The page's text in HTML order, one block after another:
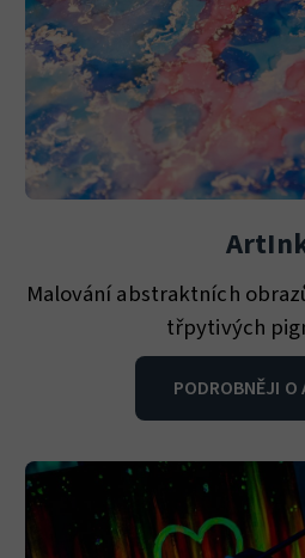
Malování abstraktních
třpytivých
PODROBNĚJI O